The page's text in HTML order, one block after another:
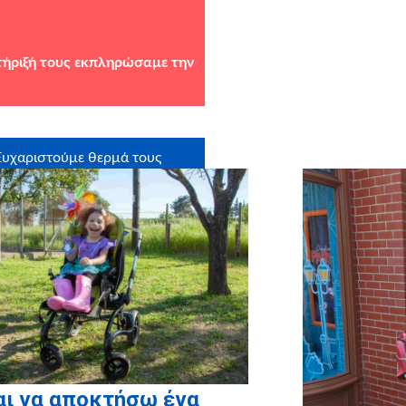
τους εκπληρώσαμε την
θερμά τους
σε είδος: Redloop
να αποκτήσω ένα